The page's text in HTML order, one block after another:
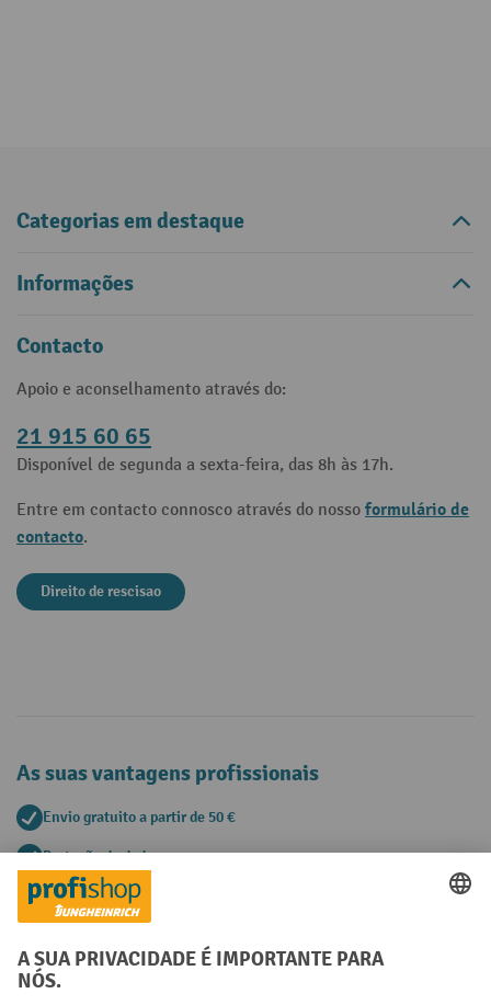
Categorias em destaque
Informações
Contacto
Apoio e aconselhamento através do:
21 915 60 65
Disponível de segunda a sexta-feira, das 8h às 17h.
Entre em contacto connosco através do nosso formulário de
contacto.
Direito de rescisao
As suas vantagens profissionais
Envio gratuito a partir de 50 €
Proteção de dados segura
Aconselhamento pessoal de compra
Métodos de pagamento